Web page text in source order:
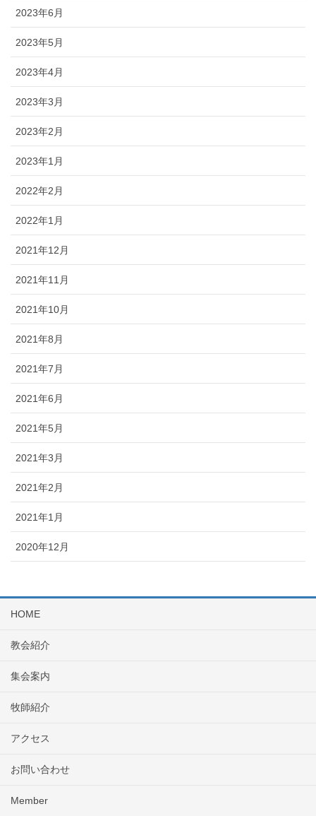
2023年6月
2023年5月
2023年4月
2023年3月
2023年2月
2023年1月
2022年2月
2022年1月
2021年12月
2021年11月
2021年10月
2021年8月
2021年7月
2021年6月
2021年5月
2021年3月
2021年2月
2021年1月
2020年12月
HOME
教会紹介
集会案内
牧師紹介
アクセス
お問い合わせ
Member